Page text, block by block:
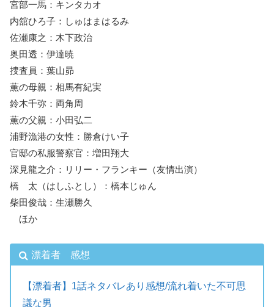
宮部一馬：キンタカオ
内舘ひろ子：しゅはまはるみ
佐瀬康之：木下政治
奥田透：伊達暁
捜査員：葉山昴
薫の母親：相馬有紀実
鈴木千弥：両角周
薫の父親：小田弘二
浦野漁港の女性：勝倉けい子
官邸の私服警察官：増田翔大
深見龍之介：リリー・フランキー（友情出演）
橋 太（はしふとし）：橋本じゅん
柴田俊哉：生瀬勝久
ほか
漂着者 感想
【漂着者】1話ネタバレあり感想/流れ着いた不可思
議な男